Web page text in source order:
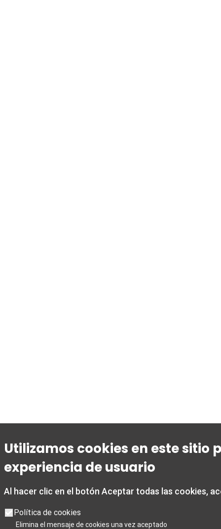
Utilizamos cookies en este sitio
experiencia de usuario
Al hacer clic en el botón Aceptar todas las cookies,
Política de cookies
Elimina el mensaje de cookies una vez aceptado